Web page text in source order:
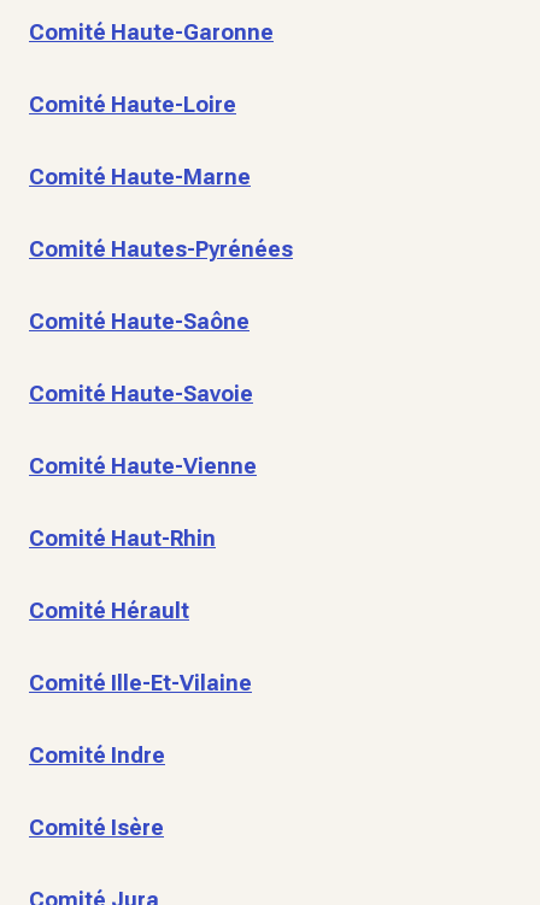
Comité Haute-Garonne
Comité Haute-Loire
Comité Haute-Marne
Comité Hautes-Pyrénées
Comité Haute-Saône
Comité Haute-Savoie
Comité Haute-Vienne
Comité Haut-Rhin
Comité Hérault
Comité Ille-Et-Vilaine
Comité Indre
Comité Isère
Comité Jura